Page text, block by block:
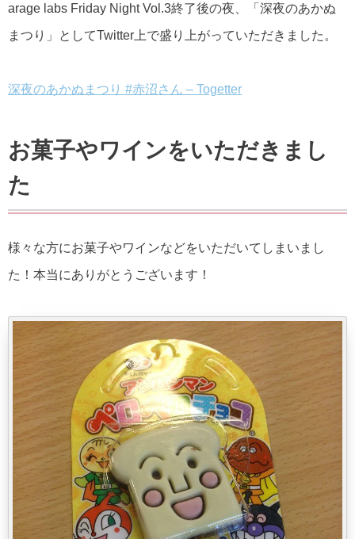
arage labs Friday Night Vol.3終了後の夜、「深夜のあかぬ
まつり」としてTwitter上で盛り上がっていただきました。
深夜のあかぬまつり #赤沼さん – Togetter
お菓子やワインをいただきまし
た
様々な方にお菓子やワインなどをいただいてしまいまし
た！本当にありがとうございます！